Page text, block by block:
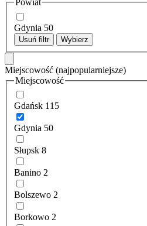
Powiat
Gdynia 50
Usuń filtr Wybierz
Miejscowość (najpopularniejsze)
Miejscowość
Gdańsk 115
Gdynia 50
Słupsk 8
Banino 2
Bolszewo 2
Borkowo 2